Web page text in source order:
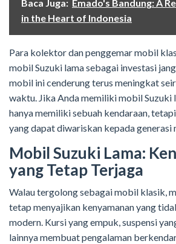
Baca Juga: Emado's Bandung: A
in the Heart of Indonesia
Para kolektor dan penggemar mobil
mobil Suzuki lama sebagai investasi
mobil ini cenderung terus meningkat
waktu. Jika Anda memiliki mobil Suzuki
hanya memiliki sebuah kendaraan,
yang dapat diwariskan kepada generasi
Mobil Suzuki Lama:
yang Tetap Terjaga
Walau tergolong sebagai mobil klasik,
tetap menyajikan kenyamanan yang
modern. Kursi yang empuk, suspensi
lainnya membuat pengalaman